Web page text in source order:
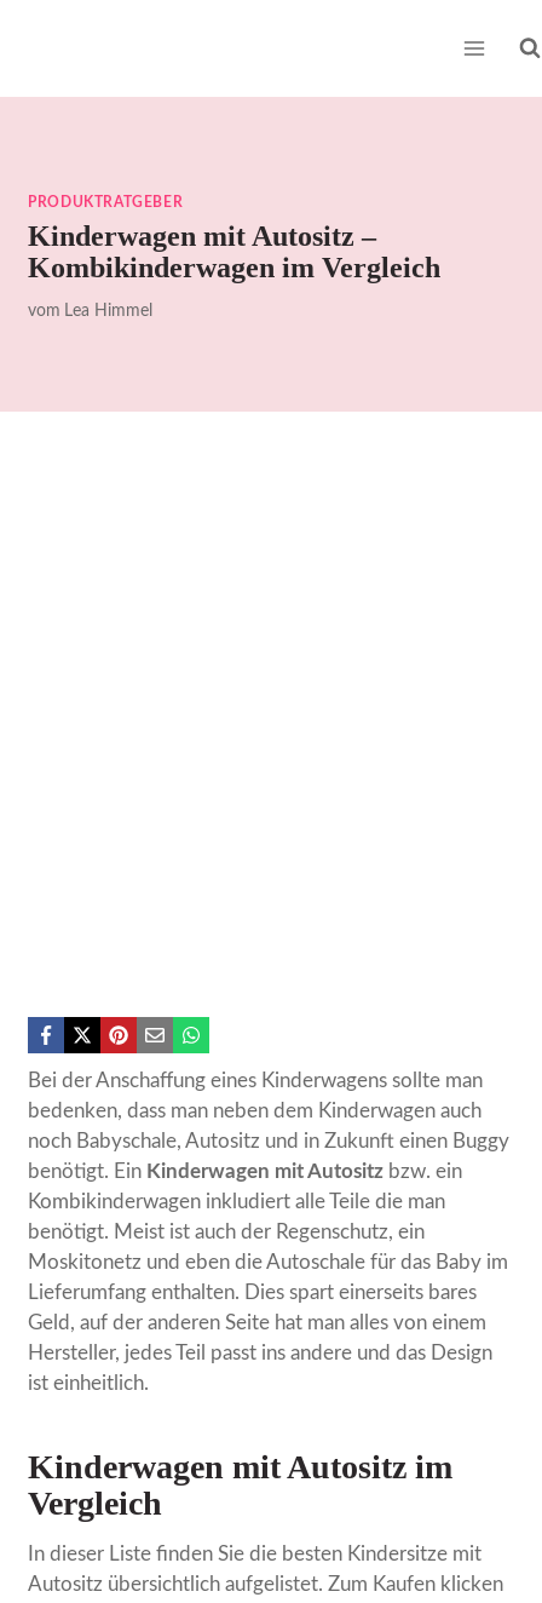
PRODUKTRATGEBER
Kinderwagen mit Autositz –
Kombikinderwagen im Vergleich
vom Lea Himmel
Bei der Anschaffung eines Kinderwagens sollte man
bedenken, dass man neben dem Kinderwagen auch
noch Babyschale, Autositz und in Zukunft einen Buggy
benötigt. Ein Kinderwagen mit Autositz bzw. ein
Kombikinderwagen inkludiert alle Teile die man
benötigt. Meist ist auch der Regenschutz, ein
Moskitonetz und eben die Autoschale für das Baby im
Lieferumfang enthalten. Dies spart einerseits bares
Geld, auf der anderen Seite hat man alles von einem
Hersteller, jedes Teil passt ins andere und das Design
ist einheitlich.
Kinderwagen mit Autositz im
Vergleich
In dieser Liste finden Sie die besten Kindersitze mit
Autositz übersichtlich aufgelistet. Zum Kaufen klicken